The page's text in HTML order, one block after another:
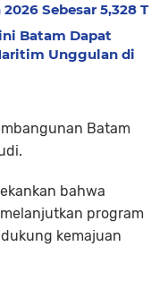
Sebesar 5,328 T
Batam Dapat
Unggulan di
Batam
bahwa
program
kemajuan